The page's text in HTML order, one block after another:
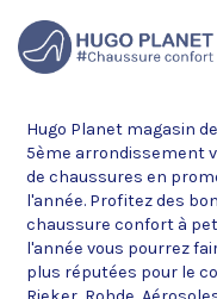
Hugo Planet magasin
5ème arrondissement
de chaussures en
l'année. Profitez des
chaussure confort à
l'année vous pourrez
plus réputées pour le